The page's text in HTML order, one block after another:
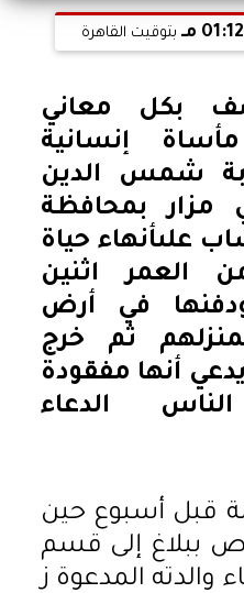
01:12 مـ بتوقيت القاهرة
بكل معاني
إنسانية
شمس الدين
مزار بمحافظة
علىأنهاء حياة
العمر اثنين
في أرض
ثم خرج
أنها مفقودة
الدعاء
قبل أسبوع حين
ببلاغ إلى قسم
والدته المدعوة ز